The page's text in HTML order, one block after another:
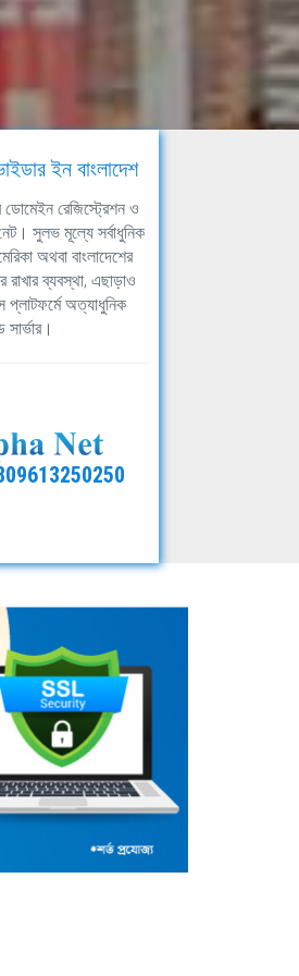
ইন বাংলাদেশ
ডোমেইন রেজিস্ট্রেশন ও
সুলভ মূল্যে সর্বাধুনিক
অথবা বাংলাদেশের
রাখার ব্যবস্থা, এছাড়াও
প্লাটফর্মে অত্যাধুনিক